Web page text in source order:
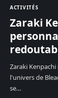
ACTIVITÉS
Zaraki
Zaraki
l'univers de
se…